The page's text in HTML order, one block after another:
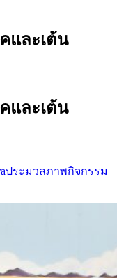
และเต้น
และเต้น
ประมวลภาพกิจกรรม